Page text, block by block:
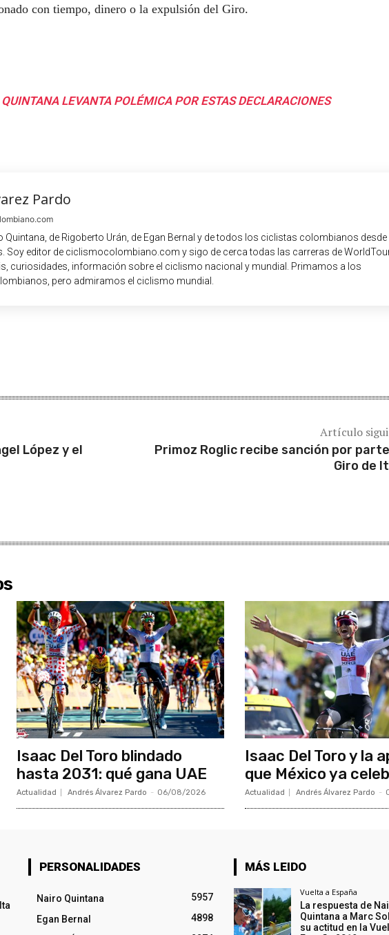
con tiempo, dinero o la expulsión del Giro.
LEVANTA POLÉMICA POR ESTAS DECLARACIONES
Pardo
Quintana, de Rigoberto Urán, de Egan Bernal y de todos los ciclistas colombianos desde
Soy editor de ciclismocolombiano.com y sigo de cerca todas las carreras de
curiosidades, información sobre el ciclismo nacional y mundial. Primamos a los
pero admiramos el ciclismo mundial.
López y el
Artículo
Primoz Roglic recibe sanción por
Giro de
Isaac Del Toro blindado
hasta 2031: qué gana UAE
Actualidad Andrés Álvarez Pardo - 06/08/2026
Isaac Del Toro y la
que México ya
Actualidad Andrés Álvarez Pardo -
PERSONALIDADES
Nairo Quintana
5957
Egan Bernal
4898
MÁS LEIDO
Vuelta a España
La respuesta de
Quintana a Marc
su actitud en la